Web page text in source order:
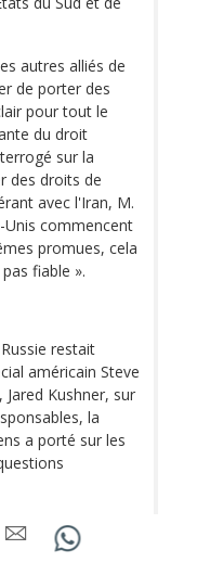
autres alliés de
de porter des
pour tout le
du droit
sur la
des droits de
avec l'Iran, M.
Unis commencent
promues, cela
fiable ».
restait
américain Steve
Kushner, sur
la
a porté sur les